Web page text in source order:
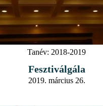
Tanév: 2018-2019
Fesztiválgála
2019. március 26.